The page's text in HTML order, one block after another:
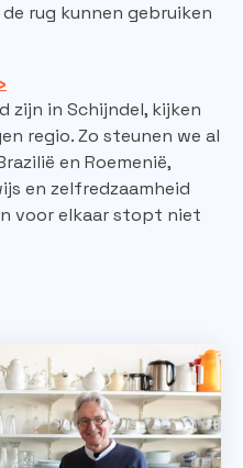
rug kunnen gebruiken
zijn in Schijndel, kijken
regio. Zo steunen we al
en Roemenië,
en zelfredzaamheid
voor elkaar stopt niet